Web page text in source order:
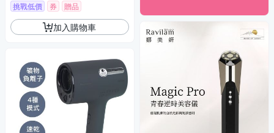
挑戰低價 券 贈品
加入購物車